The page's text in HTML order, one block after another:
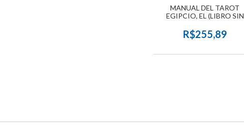
MANUAL DEL TAROT
EGIPCIO, EL (LIBRO SIN
R$255,89